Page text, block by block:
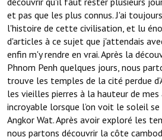
et pas que les plus connus. J'ai
l'histoire de cette civilisation, et lu
d'articles à ce sujet que j'attendais
enfin m'y rendre en vrai. Après la
Phnom Penh quelques jours, nous
trouve les temples de la cité perdue
les vieilles pierres à la hauteur de
incroyable lorsque l’on voit le soleil
Angkor Wat. Après avoir exploré les
nous partons découvrir la côte